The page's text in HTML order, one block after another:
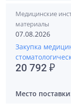
Медицинские
материалы
07.08.2026
Закупка
20 792 ₽
Место